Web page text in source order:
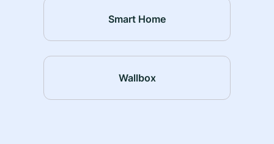
Smart Home
Wallbox